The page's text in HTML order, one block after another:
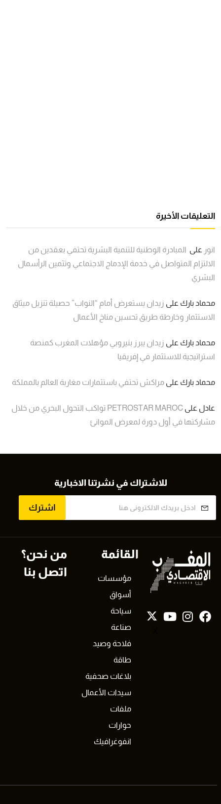
التعليقات الأخيرة
انور على المبادرة الوطنية للتنمية البشرية تحتفي بعقدين من
الالتزام المتواصل في خدمة الإدماج الاجتماعي وتثمين الرأسمال
البشري
محماد بارك على زيدان يستعرض أمام “النواب” حصيلة تنزيل ميثاق
الاستثمار وخارطة طريق تحسين مناخ الأعمال
محماد بارك على زيدان يبرز بنيروبي مؤهلات المغرب كمنصة
استراتيجية للاستثمار في إفريقيا
محماد بارك على مراكش تحتفي باستثمارات مغاربة العالم بالمملكة
عادل على
PETROSTAR MAROC تواكب التحول البحري من خلال
مشاركتها في أول دورة لمعرض الموانئ
للاشتراك في نشرتنا الاخبارية
اشترك
القائمة
مؤسسات
أسواق
سياحة
صناعة
فلاحة وصيد
طاقة
بلاغات صحفية
سيدات الأعمال
ملفات
حوارات
انفوغرافيك
من نحن؟
اتصل بنا